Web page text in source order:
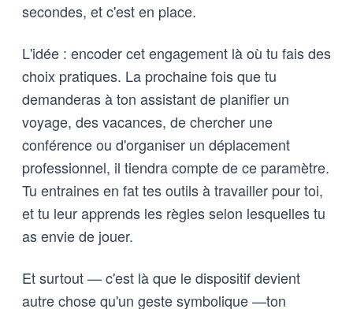
secondes, et c'est en place.
L'idée : encoder cet engagement là où tu fais des
choix pratiques. La prochaine fois que tu
demanderas à ton assistant de planifier un
voyage, des vacances, de chercher une
conférence ou d'organiser un déplacement
professionnel, il tiendra compte de ce paramètre.
Tu entraines en fat tes outils à travailler pour toi,
et tu leur apprends les règles selon lesquelles tu
as envie de jouer.
Et surtout — c'est là que le dispositif devient
autre chose qu'un geste symbolique —ton